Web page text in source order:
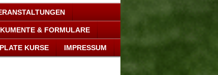
& FORMULARE
KURSE IMPRESSUM